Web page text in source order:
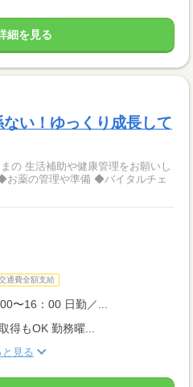
細を見る
い！ゆっくり成長して
の 生活補助や健康管理をお願いし
通費全額支給
〜16：00 日勤／...
得もOK 勤務曜...
と見る